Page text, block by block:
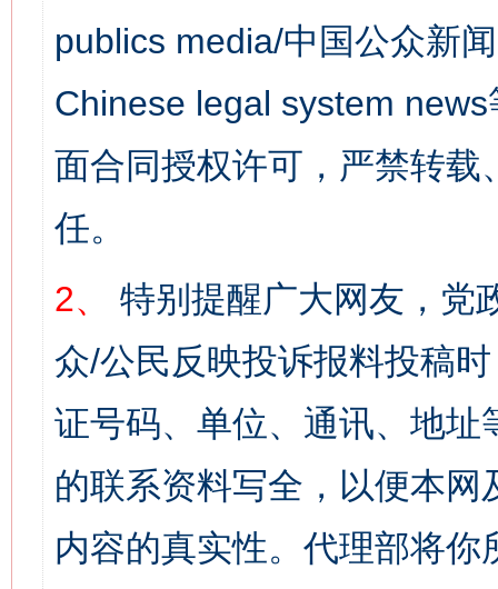
publics media/中国公众新
Chinese legal system
面合同授权许可，严禁转
任。
2、
特别提醒广大网友，党
众/公民反映投诉报料投稿
证号码、单位、通讯、地
的联系资料写全，以便本
内容的真实性。代理部将